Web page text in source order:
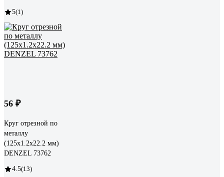
5(1)
56 ₽
Круг отрезной по
металлу
(125х1.2х22.2 мм)
DENZEL 73762
4.5(13)